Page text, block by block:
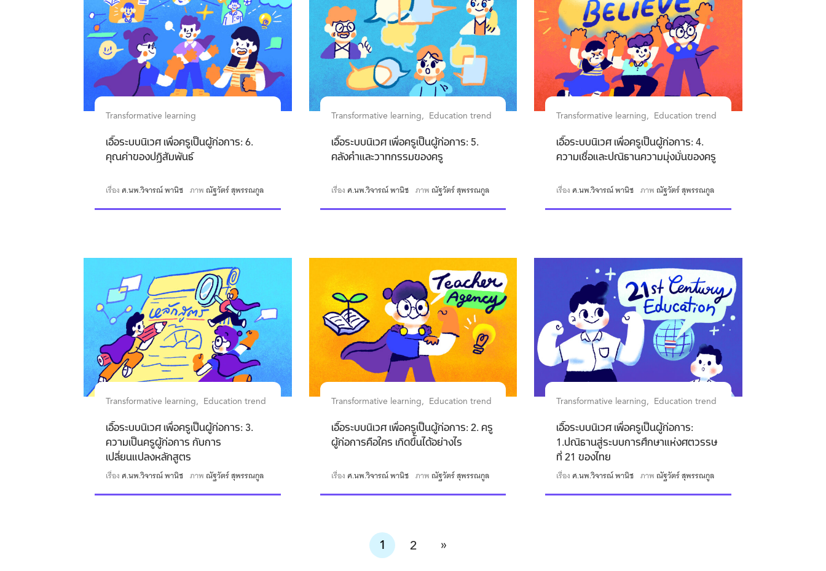
Transformative learning
เอื้อระบบนิเวศ เพื่อครูเป็นผู้ก่อการ: 6.
คุณค่าของปฏิสัมพันธ์
เรื่อง ศ.นพ.วิจารณ์ พานิช ภาพณัฐวัตร์ สุพรรณกูล
Transformative learning Education trend
เอื้อระบบนิเวศ เพื่อครูเป็นผู้ก่อการ: 5.
คลังคำและวาทกรรมของครู
เรื่อง ศ.นพ.วิจารณ์ พานิช ภาพณัฐวัตร์ สุพรรณกูล
Transformative learning Education trend
เอื้อระบบนิเวศ เพื่อครูเป็นผู้ก่อการ: 4.
ความเชื่อและปณิธานความมุ่งมั่นของครู
เรื่อง ศ.นพ.วิจารณ์ พานิช ภาพณัฐวัตร์ สุพรรณกูล
Transformative learning Education trend
เอื้อระบบนิเวศ เพื่อครูเป็นผู้ก่อการ: 3.
ความเป็นครูผู้ก่อการ กับการ
เปลี่ยนแปลงหลักสูตร
เรื่อง ศ.นพ.วิจารณ์ พานิช ภาพณัฐวัตร์ สุพรรณกูล
Transformative learning Education trend
เอื้อระบบนิเวศ เพื่อครูเป็นผู้ก่อการ: 2. ครู
ผู้ก่อการคือใคร เกิดขึ้นได้อย่างไร
เรื่อง ศ.นพ.วิจารณ์ พานิช ภาพณัฐวัตร์ สุพรรณกูล
Transformative learning Education trend
เอื้อระบบนิเวศ เพื่อครูเป็นผู้ก่อการ:
1.ปณิธานสู่ระบบการศึกษาแห่งศตวรรษ
ที่ 21 ของไทย
เรื่อง ศ.นพ.วิจารณ์ พานิช ภาพณัฐวัตร์ สุพรรณกูล
1 2 »